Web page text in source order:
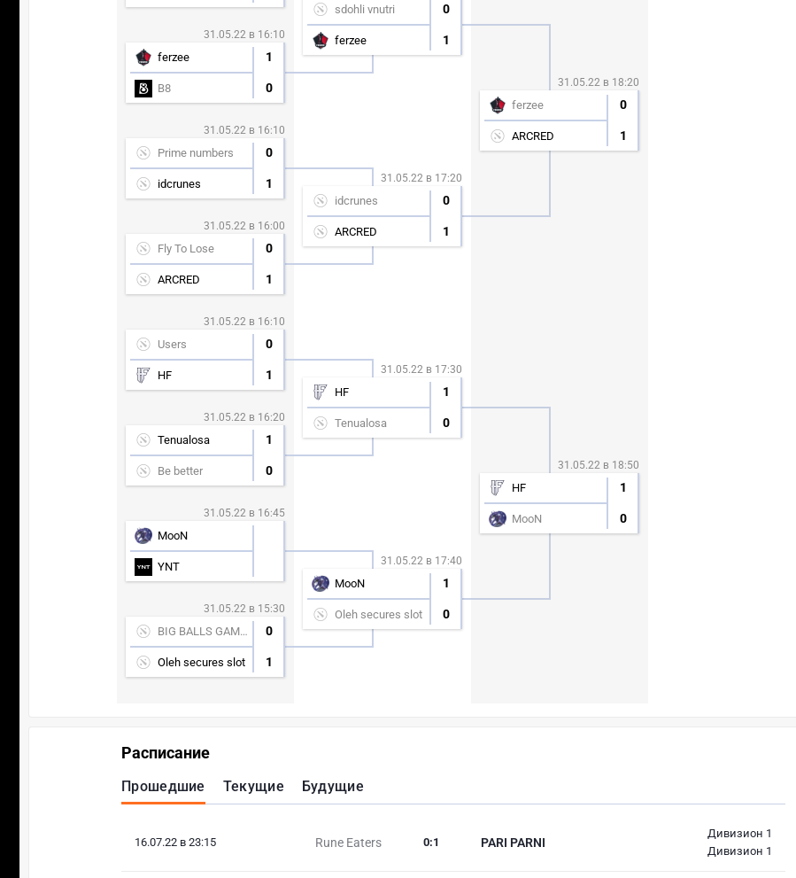
31.05.22 в 16:10
ferzee 1
B8 0
31.05.22 в 16:10
Prime numbers 0
idcrunes 1
31.05.22 в 16:00
Fly To Lose 0
ARCRED 1
31.05.22 в 16:10
Users 0
HF 1
31.05.22 в 16:20
Tenualosa 1
Be better 0
31.05.22 в 16:45
MooN
YNT
31.05.22 в 15:30
BIG BALLS GAMING 0
Oleh secures slot 1
sdohli vnutri 0
ferzee 1
31.05.22 в 17:20
idcrunes 0
ARCRED 1
31.05.22 в 17:30
HF 1
Tenualosa 0
31.05.22 в 17:40
MooN 1
Oleh secures slot 0
31.05.22 в 18:20
ferzee 0
ARCRED 1
31.05.22 в 18:50
HF 1
MooN 0
Расписание
Прошедшие Текущие Будущие
16.07.22 в 23:15 Rune Eaters PARI PARNI
0:1
Дивизион 1
Дивизион 1